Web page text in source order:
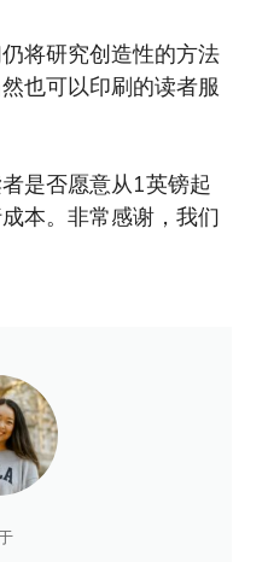
将研究创造性的方法
也可以印刷的读者服
是否愿意从1英镑起
本。非常感谢，我们